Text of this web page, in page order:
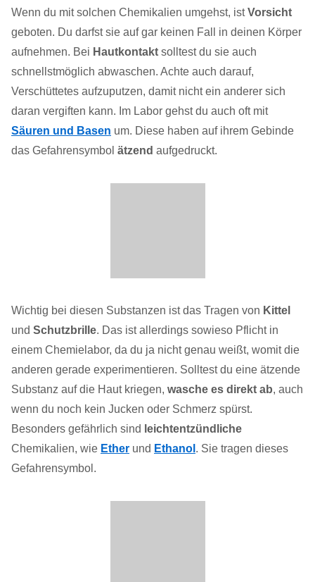
Wenn du mit solchen Chemikalien umgehst, istVorsicht
geboten. Du darfst sie auf gar keinen Fall in deinen Körper
aufnehmen. Bei Hautkontakt solltest du sie auch
schnellstmöglich abwaschen. Achte auch darauf,
Verschüttetes aufzuputzen, damit nicht ein anderer sich
daran vergiften kann. Im Labor gehst du auch oft mit
Säuren und Basen um. Diese haben auf ihrem Gebinde
das Gefahrensymbol ätzend aufgedruckt.
Wichtig bei diesen Substanzen ist das Tragen von Kittel
und Schutzbrille. Das ist allerdings sowieso Pflicht in
einem Chemielabor, da du ja nicht genau weißt, womit die
anderen gerade experimentieren. Solltest du eine ätzende
Substanz auf die Haut kriegen, wasche es direkt ab, auch
wenn du noch kein Jucken oder Schmerz spürst.
Besonders gefährlich sind leichtentzündliche
Chemikalien, wie Ether und Ethanol . Sie tragen dieses
Gefahrensymbol.